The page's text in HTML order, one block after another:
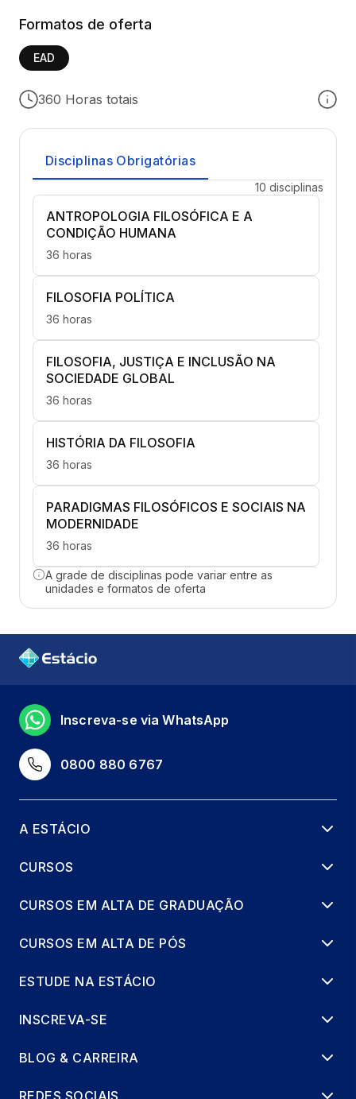
Formatos de oferta
EAD
360 Horas totais
Disciplinas Obrigatórias
10 disciplinas
ANTROPOLOGIA FILOSÓFICA E A
CONDIÇÃO HUMANA
36 horas
FILOSOFIA POLÍTICA
36 horas
FILOSOFIA, JUSTIÇA E INCLUSÃO NA
SOCIEDADE GLOBAL
36 horas
HISTÓRIA DA FILOSOFIA
36 horas
PARADIGMAS FILOSÓFICOS E SOCIAIS NA
MODERNIDADE
36 horas
FILOSOFIA DA EXISTÊNCIA E A BUSCA
PELO SENTIDO
PENSAMENTO CONTEMPORÂNEO E
CRÍTICA DA CULTURA
36 horas
PSICOLOGIA PROFUNDA E CAMINHOS DO
AUTOCONHECIMENTO
SABEDORIAS MILENARES E A VIDA
36 horas
ÉTICA, ESTÉTICA E O CUIDADO DE SI
A grade de disciplinas pode variar entre as
unidades e formatos de oferta
0800 880 6767
Inscreva-se via WhatsApp
A ESTÁCIO
CURSOS
CURSOS EM ALTA DE GRADUAÇÃO
CURSOS EM ALTA DE PÓS
ESTUDE NA ESTÁCIO
INSCREVA-SE
BLOG & CARREIRA
REDES SOCIAIS